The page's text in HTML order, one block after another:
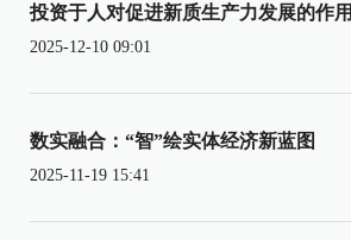
投资于人对促进新质生产力发展的作用
2025-12-10 09:01
数实融合：“智”绘实体经济新蓝图
2025-11-19 15:41